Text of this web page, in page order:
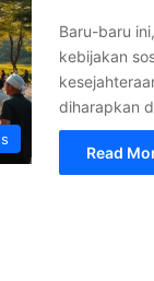
Baru-baru
kebijakan
diharapkan
Read